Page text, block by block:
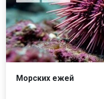
Морских ежей